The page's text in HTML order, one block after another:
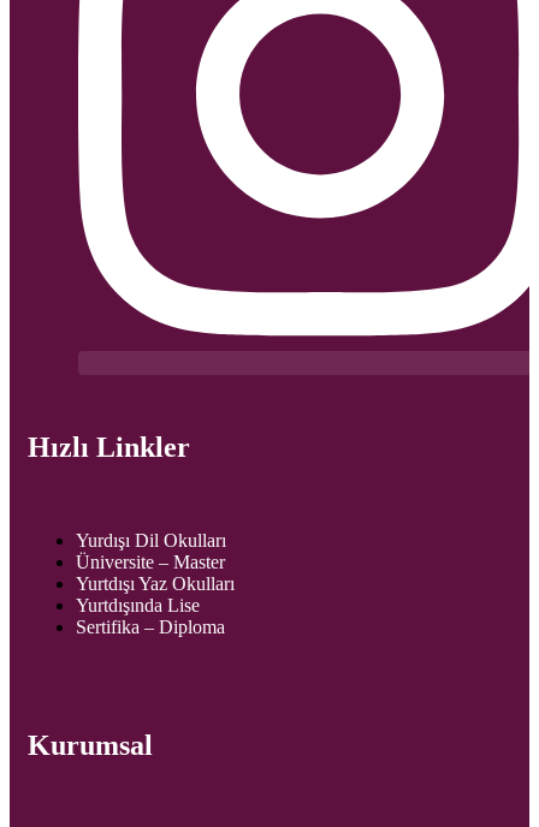
Hızlı Linkler
Yurdışı Dil Okulları
Üniversite – Master
Yurtdışı Yaz Okulları
Yurtdışında Lise
Sertifika – Diploma
Kurumsal